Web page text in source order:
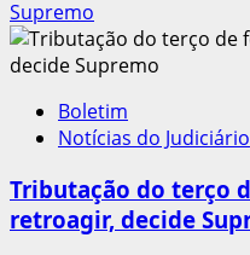
STF
suspende
de
recurso
garantir
revisão
Supremo
Boletim
Notícias do Judiciário
Tributação do terço
retroagir, decide